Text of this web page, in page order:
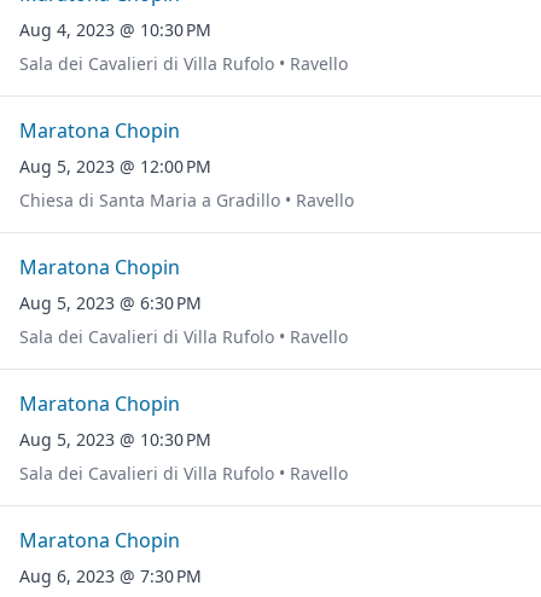
Aug 4, 2023 @ 10:30 PM
Sala dei Cavalieri di Villa Rufolo • Ravello
Maratona Chopin
Aug 5, 2023 @ 12:00 PM
Chiesa di Santa Maria a Gradillo • Ravello
Maratona Chopin
Aug 5, 2023 @ 6:30 PM
Sala dei Cavalieri di Villa Rufolo • Ravello
Maratona Chopin
Aug 5, 2023 @ 10:30 PM
Sala dei Cavalieri di Villa Rufolo • Ravello
Maratona Chopin
Aug 6, 2023 @ 7:30 PM